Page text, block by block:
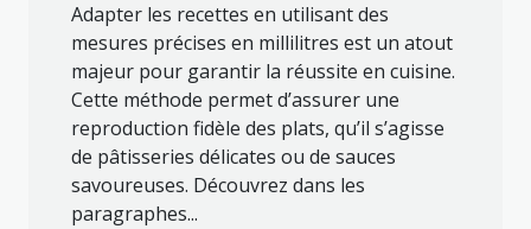
Adapter les recettes en utilisant des
mesures précises en millilitres est un atout
majeur pour garantir la réussite en cuisine.
Cette méthode permet d’assurer une
reproduction fidèle des plats, qu’il s’agisse
de pâtisseries délicates ou de sauces
savoureuses. Découvrez dans les
paragraphes...